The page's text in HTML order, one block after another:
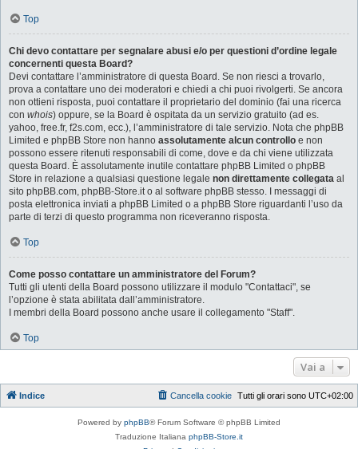
Top
Chi devo contattare per segnalare abusi e/o per questioni d’ordine legale
concernenti questa Board?
Devi contattare l’amministratore di questa Board. Se non riesci a trovarlo,
prova a contattare uno dei moderatori e chiedi a chi puoi rivolgerti. Se ancora
non ottieni risposta, puoi contattare il proprietario del dominio (fai una ricerca
con whois) oppure, se la Board è ospitata da un servizio gratuito (ad es.
yahoo, free.fr, f2s.com, ecc.), l’amministratore di tale servizio. Nota che phpBB
Limited e phpBB Store non hanno assolutamente alcun controllo e non
possono essere ritenuti responsabili di come, dove e da chi viene utilizzata
questa Board. È assolutamente inutile contattare phpBB Limited o phpBB
Store in relazione a qualsiasi questione legale non direttamente collegata al
sito phpBB.com, phpBB-Store.it o al software phpBB stesso. I messaggi di
posta elettronica inviati a phpBB Limited o a phpBB Store riguardanti l’uso da
parte di terzi di questo programma non riceveranno risposta.
Top
Come posso contattare un amministratore del Forum?
Tutti gli utenti della Board possono utilizzare il modulo "Contattaci", se
l’opzione è stata abilitata dall’amministratore.
I membri della Board possono anche usare il collegamento "Staff".
Top
Vai a
Indice Tutti gli orari sono UTC+02:00
Cancella cookie
Powered by phpBB® Forum Software © phpBB Limited
Traduzione Italiana phpBB-Store.it